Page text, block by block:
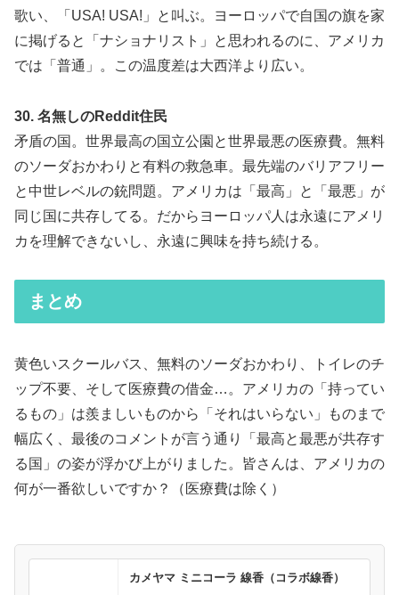
歌い、「USA! USA!」と叫ぶ。ヨーロッパで自国の旗を家
に掲げると「ナショナリスト」と思われるのに、アメリカ
では「普通」。この温度差は大西洋より広い。
30. 名無しのReddit住民
矛盾の国。世界最高の国立公園と世界最悪の医療費。無料
のソーダおかわりと有料の救急車。最先端のバリアフリー
と中世レベルの銃問題。アメリカは「最高」と「最悪」が
同じ国に共存してる。だからヨーロッパ人は永遠にアメリ
カを理解できないし、永遠に興味を持ち続ける。
まとめ
黄色いスクールバス、無料のソーダおかわり、トイレのチ
ップ不要、そして医療費の借金…。アメリカの「持ってい
るもの」は羨ましいものから「それはいらない」ものまで
幅広く、最後のコメントが言う通り「最高と最悪が共存す
る国」の姿が浮かび上がりました。皆さんは、アメリカの
何が一番欲しいですか？（医療費は除く）
カメヤマ ミニコーラ 線香（コラボ線香）